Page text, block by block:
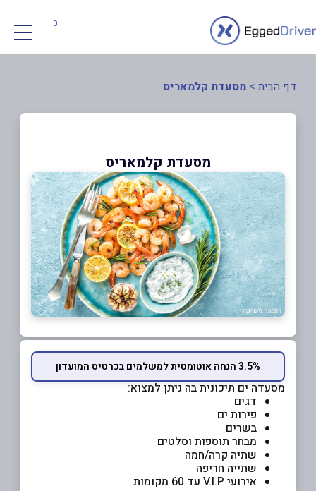
0
דף הבית > מסעדת קלמאריס
מסעדת קלמאריס
3.5% הנחה אוטומטית למשלמים בכרטיס המועדון
מסעדה ים תיכונית בה ניתן למצוא:
דגים
פירות ים
בשרים
מבחר תוספות וסלטים
שתיה קרה/חמה
שתייה חריפה
אירועי V.I.P עד 60 מקומות